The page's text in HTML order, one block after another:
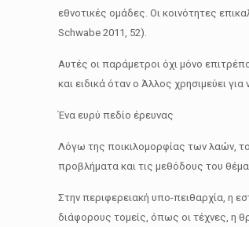
εθνοτικές ομάδες. Οι κοινότητες
Schwabe 2011, 52).
Αυτές οι παράμετροι όχι μόνο
και ειδικά όταν ο Άλλος χρησιμεύει
Ένα ευρύ πεδίο έρευνας
Λόγω της ποικιλομορφίας των λαών, το
προβλήματα και τις μεθόδους του
Στην περιφερειακή υπο-πειθαρχία, η
διάφορους τομείς, όπως οι τέχνες, η